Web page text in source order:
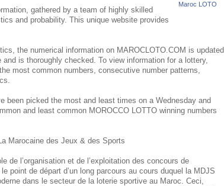
Maroc LOTO
gathered by a team of highly skilled
and probability. This unique website provides
the numerical information on MAROCLOTO.COM is updated
is thoroughly checked. To view information for a lottery,
most common numbers, consecutive number patterns,
been picked the most and least times on a Wednesday and
and least common MOROCCO LOTTO winning numbers
Marocaine des Jeux & des Sports
de l’organisation et de l’exploitation des concours de
point de départ d’un long parcours au cours duquel la MDJS
dans le secteur de la loterie sportive au Maroc. Ceci,